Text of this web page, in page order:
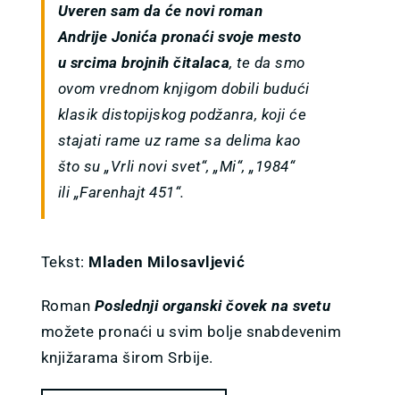
Uveren sam da će novi roman
Andrije Jonića pronaći svoje mesto
u srcima brojnih čitalaca, te da smo
ovom vrednom knjigom dobili budući
klasik distopijskog podžanra, koji će
stajati rame uz rame sa delima kao
što su „Vrli novi svet“, „Mi“, „1984“
ili „Farenhajt 451“.
Tekst: Mladen Milosavljević
Roman Poslednji organski čovek na svetu
možete pronaći u svim bolje snabdevenim
knjižarama širom Srbije.